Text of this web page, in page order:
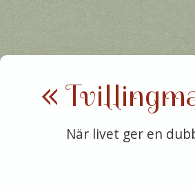
«
När livet ger en